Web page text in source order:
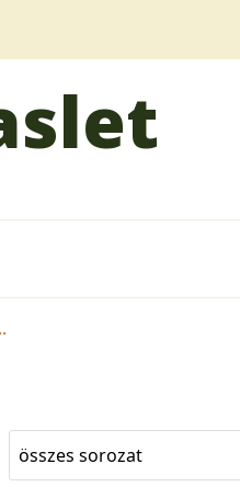
összes sorozat